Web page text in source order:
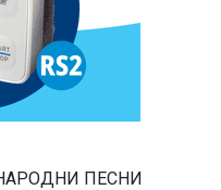
ПЕСНИ